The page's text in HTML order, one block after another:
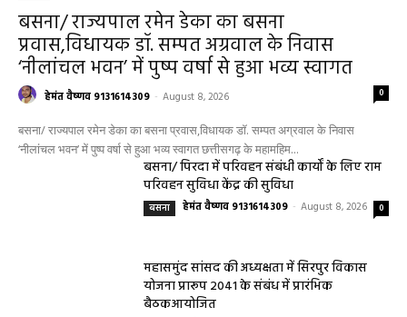
बसना/ राज्यपाल रमेन डेका का बसना
प्रवास,विधायक डॉ. सम्पत अग्रवाल के निवास
‘नीलांचल भवन’ में पुष्प वर्षा से हुआ भव्य स्वागत
हेमंत वैष्णव 9131614309 - August 8, 2026 0
बसना/ राज्यपाल रमेन डेका का बसना प्रवास,विधायक डॉ. सम्पत अग्रवाल के निवास
‘नीलांचल भवन’ में पुष्प वर्षा से हुआ भव्य स्वागत छत्तीसगढ़ के महामहिम...
बसना/ पिरदा में परिवहन संबंधी कार्यों के लिए राम
परिवहन सुविधा केंद्र की सुविधा
बसना हेमंत वैष्णव 9131614309 - August 8, 2026 0
महासमुंद सांसद की अध्यक्षता में सिरपुर विकास
योजना प्रारूप 2041 के संबंध में प्रारंभिक
बैठकआयोजित